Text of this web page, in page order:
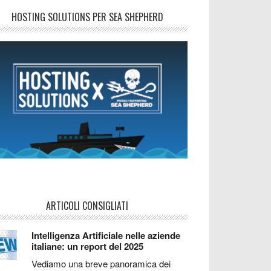
HOSTING SOLUTIONS PER SEA SHEPHERD
ARTICOLI CONSIGLIATI
Intelligenza Artificiale nelle aziende
italiane: un report del 2025
Vediamo una breve panoramica dei